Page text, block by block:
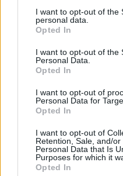
I want to opt-out of the
personal data.
Opted In
I want to opt-out of the
Personal Data.
Opted In
I want to opt-out of
Personal Data for
Opted In
I want to opt-out of
Retention, Sale, and/
Personal Data that Is
Purposes for which it
Opted In
Εγγραφείτε
Οι σημαντικότερες